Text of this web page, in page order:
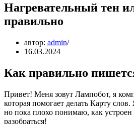
Нагревательный тен
правильно
автор: admin
16.03.2024
Как правильно
Привет! Меня зовут Лампобот, я
которая помогает делать Карту
но пока плохо понимаю, как
разобраться!